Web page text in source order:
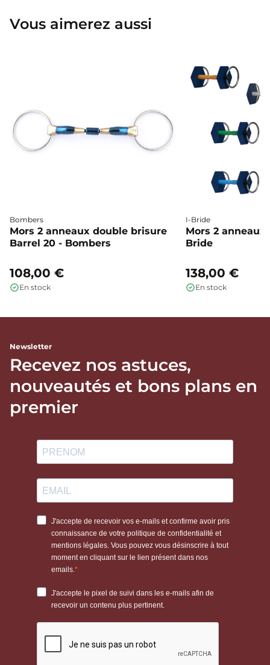
Vous aimerez aussi
Bombers
Mors 2 anneaux double brisure
Barrel 20 - Bombers
108,00 €
En stock
I-Bride
Mors 2
Bride
138,00 €
En stock
Newsletter
Recevez nos astuces,
nouveautés et bons plans en
premier